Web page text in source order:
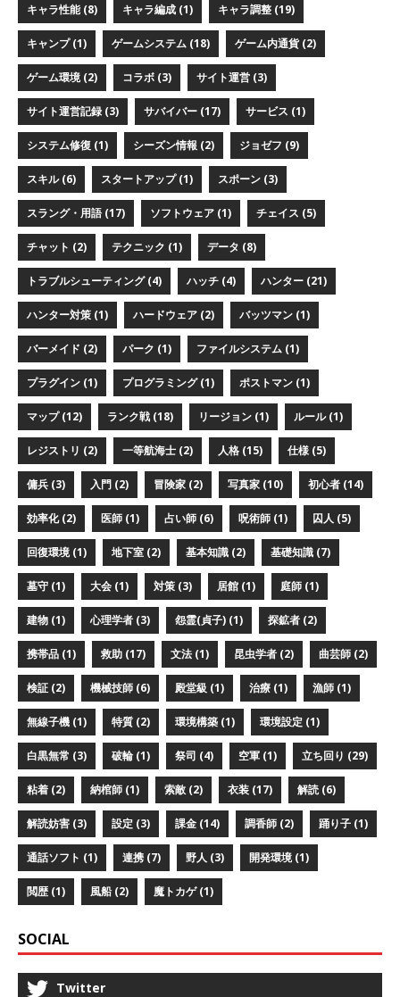
キャラ性能 (8) キャラ編成 (1) キャラ調整 (19)
キャンプ (1) ゲームシステム (18) ゲーム内通貨 (2)
ゲーム環境 (2) コラボ (3) サイト運営 (3)
サイト運営記録 (3) サバイバー (17) サービス (1)
システム修復 (1) シーズン情報 (2) ジョゼフ (9)
スキル (6) スタートアップ (1) スポーン (3)
スラング・用語 (17) ソフトウェア (1) チェイス (5)
チャット (2) テクニック (1) データ (8)
トラブルシューティング (4) ハッチ (4) ハンター (21)
ハンター対策 (1) ハードウェア (2) バッツマン (1)
バーメイド (2) パーク (1) ファイルシステム (1)
プラグイン (1) プログラミング (1) ポストマン (1)
マップ (12) ランク戦 (18) リージョン (1) ルール (1)
レジストリ (2) 一等航海士 (2) 人格 (15) 仕様 (5)
傭兵 (3) 入門 (2) 冒険家 (2) 写真家 (10) 初心者 (14)
効率化 (2) 医師 (1) 占い師 (6) 呪術師 (1) 囚人 (5)
回復環境 (1) 地下室 (2) 基本知識 (2) 基礎知識 (7)
墓守 (1) 大会 (1) 対策 (3) 居館 (1) 庭師 (1)
建物 (1) 心理学者 (3) 怨霊(貞子) (1) 探鉱者 (2)
携帯品 (1) 救助 (17) 文法 (1) 昆虫学者 (2) 曲芸師 (2)
検証 (2) 機械技師 (6) 殿堂級 (1) 治療 (1) 漁師 (1)
無線子機 (1) 特質 (2) 環境構築 (1) 環境設定 (1)
白黒無常 (3) 破輪 (1) 祭司 (4) 空軍 (1) 立ち回り (29)
粘着 (2) 納棺師 (1) 索敵 (2) 衣装 (17) 解読 (6)
解読妨害 (3) 設定 (3) 課金 (14) 調香師 (2) 踊り子 (1)
通話ソフト (1) 連携 (7) 野人 (3) 開発環境 (1)
閲歴 (1) 風船 (2) 魔トカゲ (1)
SOCIAL
Twitter